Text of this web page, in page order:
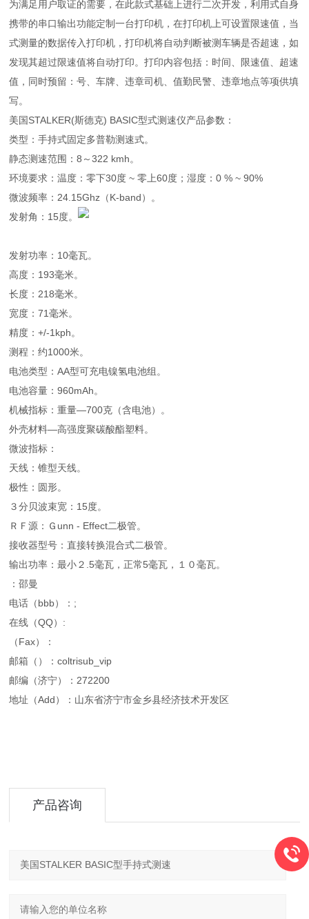
为满足用户取证的需要，在此款式基础上进行二次开发，利用式自身
携带的串口输出功能定制一台打印机，在打印机上可设置限速值，当
式测量的数据传入打印机，打印机将自动判断被测车辆是否超速，如
发现其超过限速值将自动打印。打印内容包括：时间、限速值、超速
值，同时预留：号、车牌、违章司机、值勤民警、违章地点等项供填
写。
美国STALKER(斯德克) BASIC型式测速仪产品参数：
类型：手持式固定多普勒测速式。
静态测速范围：8～322 kmh。
环境要求：温度：零下30度 ~ 零上60度；湿度：0 % ~ 90%
微波频率：24.15Ghz（K-band）。
发射角：15度。
发射功率：10毫瓦。
高度：193毫米。
长度：218毫米。
宽度：71毫米。
精度：+/-1kph。
测程：约1000米。
电池类型：AA型可充电镍氢电池组。
电池容量：960mAh。
机械指标：重量—700克（含电池）。
外壳材料—高强度聚碳酸酯塑料。
微波指标：
天线：锥型天线。
极性：圆形。
３分贝波束宽：15度。
ＲＦ源：Ｇunn - Effect二极管。
接收器型号：直接转换混合式二极管。
输出功率：最小２.5毫瓦，正常5毫瓦，１０毫瓦。
：邵曼
电话（bbb）：;
在线（QQ）:
（Fax）：
邮箱（）：coltrisub_vip
邮编（济宁）：272200
地址（Add）：山东省济宁市金乡县经济技术开发区
产品咨询